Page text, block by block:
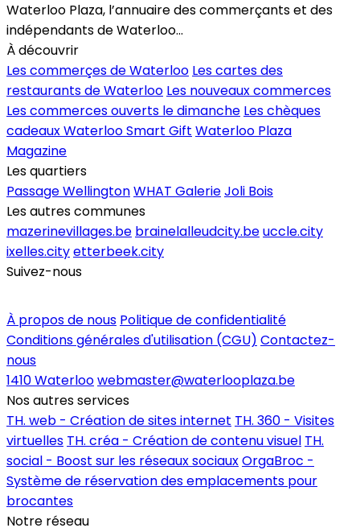
Waterloo Plaza, l’annuaire des commerçants et des
indépendants de Waterloo...
À découvrir
Les commerçes de Waterloo Les cartes des
restaurants de Waterloo Les nouveaux commerces
Les commerces ouverts le dimanche Les chèques
cadeaux Waterloo Smart Gift Waterloo Plaza
Magazine
Les quartiers
Passage WellingtonWHAT GalerieJoli Bois
Les autres communes
mazerinevillages.be brainelalleudcity.beuccle.city
ixelles.cityetterbeek.city
Suivez-nous
À propos de nous Politique de confidentialité
Conditions générales d'utilisation (CGU) Contactez-
nous
1410 Waterloowebmaster@waterlooplaza.be
Nos autres services
TH. web - Création de sites internet TH. 360 - Visites
virtuelles TH. créa - Création de contenu visuel TH.
social - Boost sur les réseaux sociauxOrgaBroc -
Système de réservation des emplacements pour
brocantes
Notre réseau